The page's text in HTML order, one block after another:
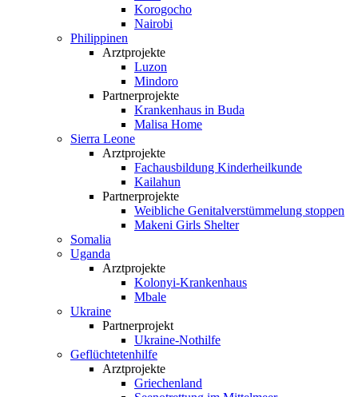
Korogocho
Nairobi
Philippinen
Arztprojekte
Luzon
Mindoro
Partnerprojekte
Krankenhaus in Buda
Malisa Home
Sierra Leone
Arztprojekte
Fachausbildung Kinderheilkunde
Kailahun
Partnerprojekte
Weibliche Genital­verstümmelung stoppen
Makeni Girls Shelter
Somalia
Uganda
Arztprojekte
Kolonyi-Krankenhaus
Mbale
Ukraine
Partnerprojekt
Ukraine-Nothilfe
Geflüchtetenhilfe
Arztprojekte
Griechenland